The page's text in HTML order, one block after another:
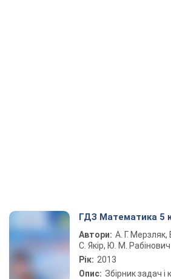
ГДЗ Математика 5
Автори: А. Г. Мерзляк,
С. Якір, Ю. М. Рабінович
Рік: 2013
Опис: Збірник задач і